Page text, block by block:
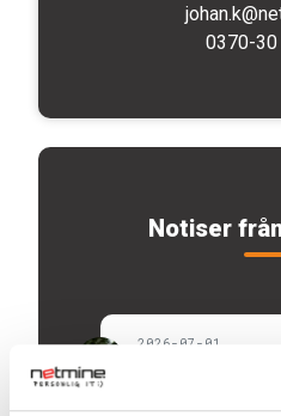
0370-30
Notiser
2026-07-01
Nu har vi flyttat! Nu